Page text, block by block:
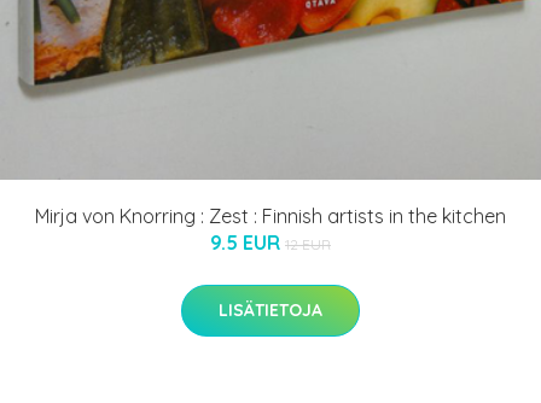
Mirja von Knorring : Zest : Finnish artists in the kitchen
9.5 EUR 12 EUR
LISÄTIETOJA